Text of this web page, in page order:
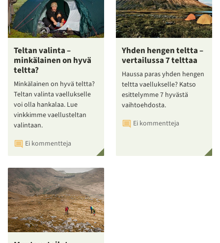
Teltan valinta –
minkälainen on hyvä
teltta?
Minkälainen on hyvä teltta?
Teltan valinta vaellukselle
voi olla hankalaa. Lue
vinkkimme vaellusteltan
valintaan.
Ei kommentteja
Yhden hengen teltta –
vertailussa 7 telttaa
Haussa paras yhden hengen
teltta vaellukselle? Katso
esittelymme 7 hyvästä
vaihtoehdosta.
Ei kommentteja